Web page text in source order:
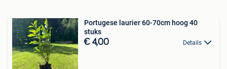
Portugese laurier 60-70cm hoog 40
stuks
€ 4,00 Details